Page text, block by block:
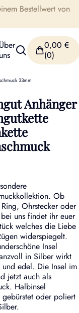
Bestellwert von
uns
0,00 €
(0)
33mm
Anhänger
Ob
Ohrstecker oder
uns findet ihr euer
welches die Liebe
widerspiegelt.
Insel
in Silber wirkt
und edel. Die Insel im
jetzt auch als
Halbinsel
oder poliert